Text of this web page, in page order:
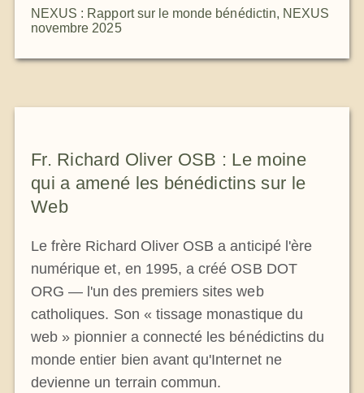
NEXUS : Rapport sur le monde bénédictin, NEXUS
novembre 2025
Fr. Richard Oliver OSB : Le moine
qui a amené les bénédictins sur le
Web
Le frère Richard Oliver OSB a anticipé l'ère
numérique et, en 1995, a créé OSB DOT
ORG — l'un des premiers sites web
catholiques. Son « tissage monastique du
web » pionnier a connecté les bénédictins du
monde entier bien avant qu'Internet ne
devienne un terrain commun.